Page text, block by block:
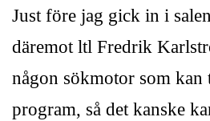
Just före jag gick in i
däremot ltl Fredrik
någon sökmotor som kan
program, så det kanske